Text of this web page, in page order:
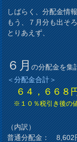
しばらく、分配金情
もう、７月分も出そ
とりあえず、
６月の分配金を集
＜分配金合計＞
６４，６６８
※１０％税引き後の
（内訳）
普通分配金： 8,602